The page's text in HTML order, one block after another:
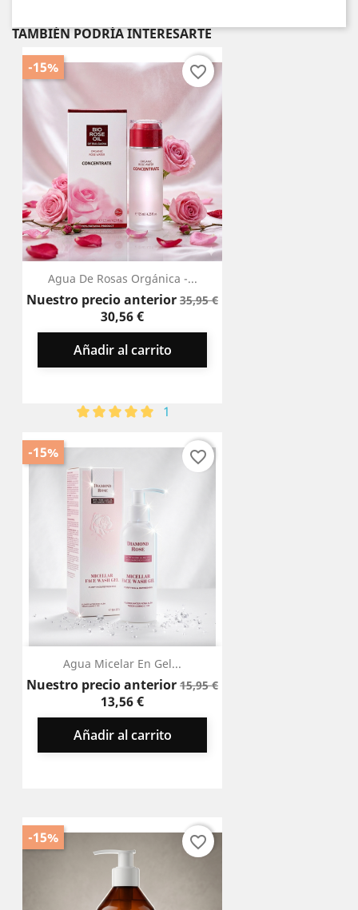
TAMBIÉN PODRÍA INTERESARTE
Agua De Rosas Orgánica -...
Nuestro precio anteriorPrecio
35,95 €Precio
30,56 €
Añadir al carrito
1
-15% favorite_border
Agua Micelar En Gel...
Nuestro precio anteriorPrecio
15,95 €Precio
13,56 €
Añadir al carrito
-15% favorite_border
-15% favorite_border